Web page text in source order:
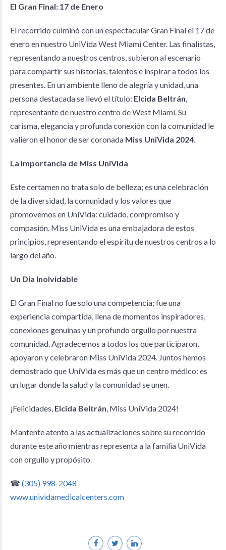
El Gran Final: 17 de Enero
El recorrido culminó con un espectacular Gran Final el 17 de
enero en nuestro UniVida West Miami Center. Las finalistas,
representando a nuestros centros, subieron al escenario
para compartir sus historias, talentos e inspirar a todos los
presentes. En un ambiente lleno de alegría y unidad, una
persona destacada se llevó el título: Elcida Beltrán,
representante de nuestro centro de West Miami. Su
carisma, elegancia y profunda conexión con la comunidad le
valieron el honor de ser coronada Miss UniVida 2024.
La Importancia de Miss UniVida
Este certamen no trata solo de belleza; es una celebración
de la diversidad, la comunidad y los valores que
promovemos en UniVida: cuidado, compromiso y
compasión. Miss UniVida es una embajadora de estos
principios, representando el espíritu de nuestros centros a lo
largo del año.
Un Día Inolvidable
El Gran Final no fue solo una competencia; fue una
experiencia compartida, llena de momentos inspiradores,
conexiones genuinas y un profundo orgullo por nuestra
comunidad. Agradecemos a todos los que participaron,
apoyaron y celebraron Miss UniVida 2024. Juntos hemos
demostrado que UniVida es más que un centro médico: es
un lugar donde la salud y la comunidad se unen.
¡Felicidades, Elcida Beltrán, Miss UniVida 2024!
Mantente atento a las actualizaciones sobre su recorrido
durante este año mientras representa a la familia UniVida
con orgullo y propósito.
☎ (305) 998-2048
www.unividamedicalcenters.com